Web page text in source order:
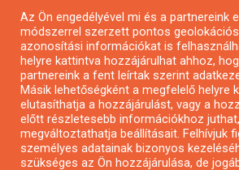
Pályázatok magánszemélyeknek
Pályázatok civil szervezeteknek
Pályázatok vállalkozásoknak
Önkormányzati pályázatok
Mezőgazdasági pályázatok
Az Ön engedélyével mi és a partnereink
módszerrel szerzett pontos
azonosítási információkat is
helyre kattintva hozzájárulhat ahhoz,
partnereink a fent leírtak szerint
Másik lehetőségként a megfelelő helyre
elutasíthatja a hozzájárulást, vagy a
előtt részletesebb információkhoz
megváltoztathatja beállításait. Felhívjuk
személyes adatainak bizonyos
szükséges az Ön hozzájárulása, de